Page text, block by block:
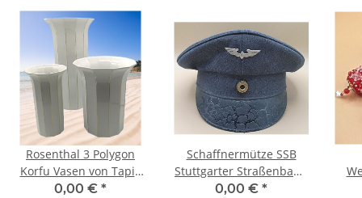
Rosenthal 3 Polygon
Korfu Vasen von Tapio
Wirkkala
0,00 € *
Schaffnermütze SSB
Stuttgarter Straßenbahn
(1977) HG59,5
0,00 € *